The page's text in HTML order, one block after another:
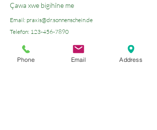
Çawa xwe bigihîne me
Email: praxis@dr.sonnenschein.de
Telefon: 123-456-7890
Otto-Vorberg-Strasse 3
45549 Sprockhoevel
Phone Email Address